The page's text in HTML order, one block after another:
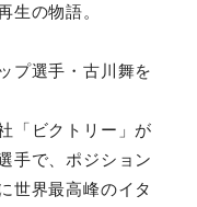
生の物語。
プ選手・古川舞を
「ビクトリー」が
手で、ポジション
世界最高峰のイタ